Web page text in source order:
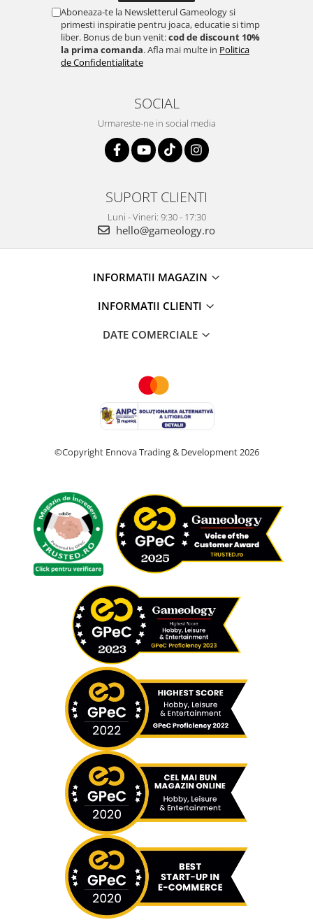
Aboneaza-te la Newsletterul Gameology si
primesti inspiratie pentru joaca, educatie si timp
liber. Bonus de bun venit:cod de discount 10%
la prima comanda. Afla mai multe in Politica
de Confidentialitate
SOCIAL
Urmareste-ne in social media
SUPORT CLIENTI
Luni - Vineri: 9:30 - 17:30
hello@gameology.ro
INFORMATII MAGAZIN
INFORMATII CLIENTI
DATE COMERCIALE
©Copyright Ennova Trading & Development 2026